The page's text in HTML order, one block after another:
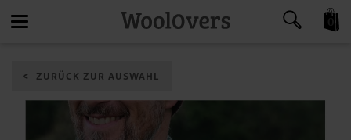
navigation
ZURÜCK ZUR AUSWAHL